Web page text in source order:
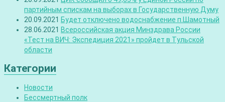
партийным спискам на выборах в Государственную Думу
20.09.2021 Будет отключено водоснабжение п.Шамотный
28.06.2021 Всероссийская акция Минздрава России
«Тест на ВИЧ: Экспедиция 2021» пройдет в Тульской
области
Категории
Новости
Бессмертный полк